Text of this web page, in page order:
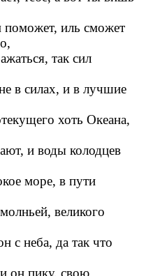
поможет, иль сможет
так сил
в силах, и в лучшие
хоть Океана,
и воды колодцев
море, в пути
великого
с неба, да так что